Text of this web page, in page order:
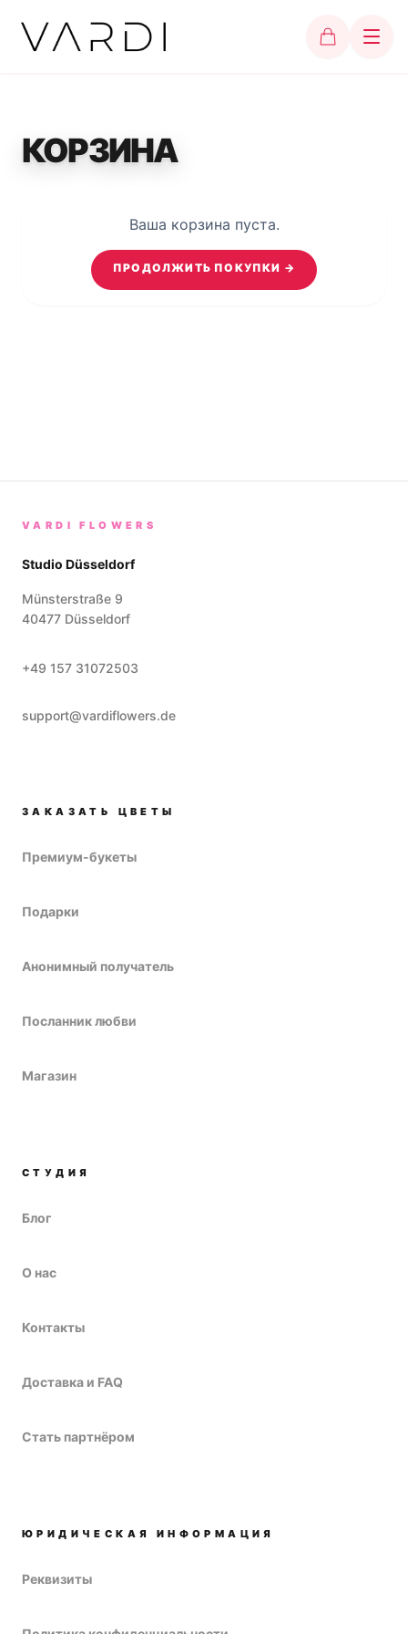
КОРЗИНА
Ваша корзина пуста.
ПРОДОЛЖИТЬ ПОКУПКИ →
VARDI FLOWERS
Studio Düsseldorf
Münsterstraße 9
40477 Düsseldorf
+49 157 31072503
support@vardiflowers.de
ЗАКАЗАТЬ ЦВЕТЫ
Премиум-букеты
Подарки
Анонимный получатель
Посланник любви
Магазин
СТУДИЯ
Блог
О нас
Контакты
Доставка и FAQ
Стать партнёром
ЮРИДИЧЕСКАЯ ИНФОРМАЦИЯ
Реквизиты